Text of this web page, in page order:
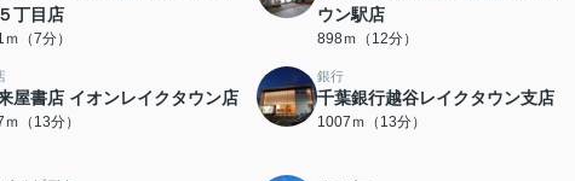
丁目店
（7分）
ウン駅店
898ｍ（12分）
屋書店 イオンレイクタウン店
（13分）
銀行
千葉銀行越谷レイクタウン支店
1007ｍ（13分）